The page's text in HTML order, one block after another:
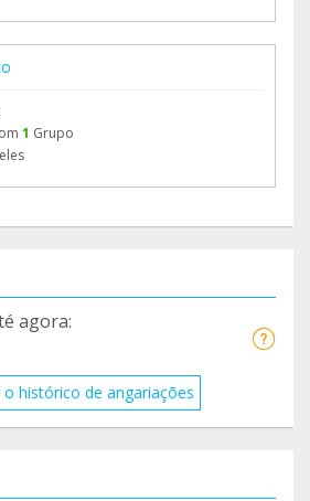
1 Grupo
agora:
o histórico de angariações